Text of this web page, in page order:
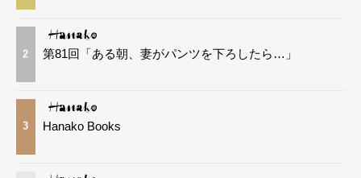
2 第81回「ある朝、妻がパンツを下ろしたら…」
3 Hanako Books